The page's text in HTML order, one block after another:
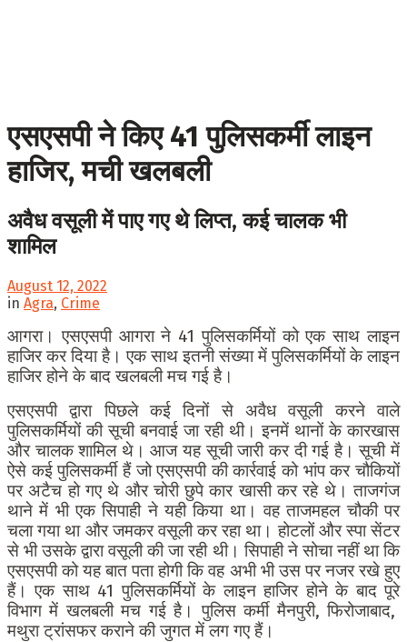
एसएसपी ने किए 41 पुलिसकर्मी लाइन
हाजिर, मची खलबली
अवैध वसूली में पाए गए थे लिप्त, कई चालक भी
शामिल
August 12, 2022
in Agra, Crime
आगरा। एसएसपी आगरा ने 41 पुलिसकर्मियों को एक साथ लाइन
हाजिर कर दिया है। एक साथ इतनी संख्या में पुलिसकर्मियों के लाइन
हाजिर होने के बाद खलबली मच गई है।
एसएसपी द्वारा पिछले कई दिनों से अवैध वसूली करने वाले
पुलिसकर्मियों की सूची बनवाई जा रही थी। इनमें थानों के कारखास
और चालक शामिल थे। आज यह सूची जारी कर दी गई है। सूची में
ऐसे कई पुलिसकर्मी हैं जो एसएसपी की कार्रवाई को भांप कर चौकियों
पर अटैच हो गए थे और चोरी छुपे कार खासी कर रहे थे। ताजगंज
थाने में भी एक सिपाही ने यही किया था। वह ताजमहल चौकी पर
चला गया था और जमकर वसूली कर रहा था। होटलों और स्पा सेंटर
से भी उसके द्वारा वसूली की जा रही थी। सिपाही ने सोचा नहीं था कि
एसएसपी को यह बात पता होगी कि वह अभी भी उस पर नजर रखे हुए
हैं। एक साथ 41 पुलिसकर्मियों के लाइन हाजिर होने के बाद पूरे
विभाग में खलबली मच गई है। पुलिस कर्मी मैनपुरी, फिरोजाबाद,
मथुरा ट्रांसफर कराने की जुगत में लग गए हैं।